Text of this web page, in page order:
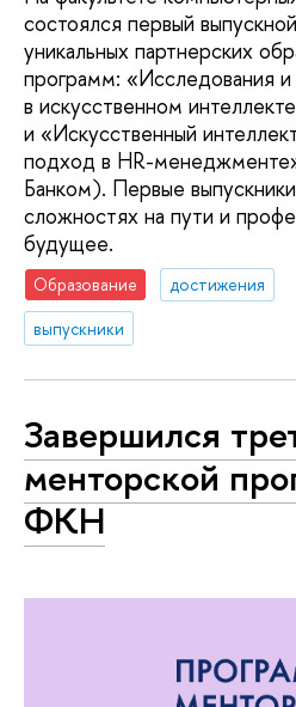
состоялся первый
уникальных партнерских
программ: «Исследования
в искусственном
и «Искусственный
подход в HR-
Банком). Первые
сложностях на пути и
будущее.
Образование
достижения
выпускники
Завершился
менторской
ФКН